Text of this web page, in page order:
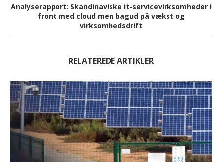
Analyserapport: Skandinaviske it-servicevirksomheder i
front med cloud men bagud på vækst og
virksomhedsdrift
RELATEREDE ARTIKLER